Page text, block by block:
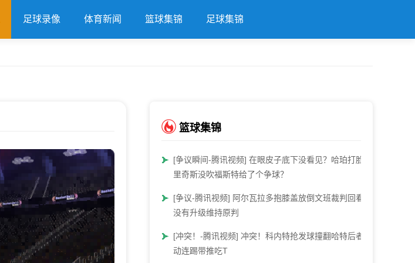
足球录像 体育新闻 篮球集锦 足球集锦
篮球集锦
[争议瞬间-腾讯视频] 在眼皮子底下没看见？哈珀打脸布
里奇斯没吹福斯特给了个争球？
[争议-腾讯视频] 阿尔瓦拉多抱膝盖放倒文班裁判回看后
没有升级维持原判
[冲突！-腾讯视频] 冲突！科内特抢发球撞翻哈特后者激
动连踢带推吃T